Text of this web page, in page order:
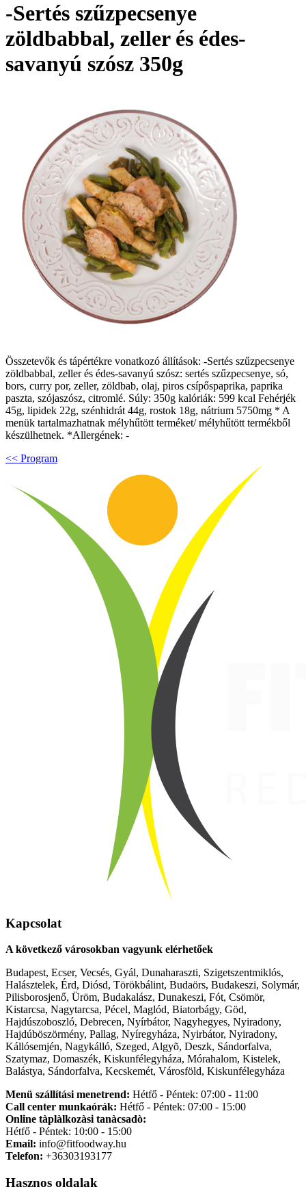
-Sertés szűzpecsenye
zöldbabbal, zeller és édes-
savanyú szósz 350g
Összetevők és tápértékre vonatkozó állítások: -Sertés szűzpecsenye
zöldbabbal, zeller és édes-savanyú szósz: sertés szűzpecsenye, só,
bors, curry por, zeller, zöldbab, olaj, piros csípőspaprika, paprika
paszta, szójaszósz, citromlé. Súly: 350g kalóriák: 599 kcal Fehérjék
45g, lipidek 22g, szénhidrát 44g, rostok 18g, nátrium 5750mg * A
menük tartalmazhatnak mélyhűtött terméket/ mélyhűtött termékből
készülhetnek. *Allergének: -
<< Program
Kapcsolat
A következő városokban vagyunk elérhetőek
Budapest, Ecser, Vecsés, Gyál, Dunaharaszti, Szigetszentmiklós,
Halásztelek, Érd, Diósd, Törökbálint, Budaörs, Budakeszi, Solymár,
Pilisborosjenő, Üröm, Budakalász, Dunakeszi, Fót, Csömör,
Kistarcsa, Nagytarcsa, Pécel, Maglód, Biatorbágy, Göd,
Hajdúszoboszló, Debrecen, Nyírbátor, Nagyhegyes, Nyiradony,
Hajdúböszörmény, Pallag, Nyíregyháza, Nyirbátor, Nyiradony,
Kállósemjén, Nagykálló, Szeged, Algyõ, Deszk, Sándorfalva,
Szatymaz, Domaszék, Kiskunfélegyháza, Mórahalom, Kistelek,
Balástya, Sándorfalva, Kecskemét, Városföld, Kiskunfélegyháza
Menü szállítási menetrend: Hétfő - Péntek: 07:00 - 11:00
Call center munkaórák: Hétfő - Péntek: 07:00 - 15:00
Online tàplàlkozàsi tanàcsadò:
Hétfő - Péntek: 10:00 - 15:00
Email: info@fitfoodway.hu
Telefon: +36303193177
Hasznos oldalak